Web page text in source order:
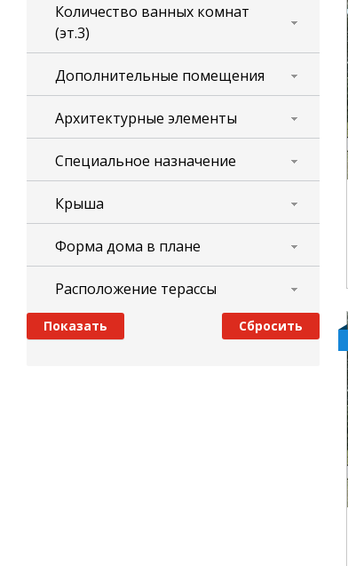
Количество ванных комнат
(эт.3)
Дополнительные помещения
Архитектурные элементы
Специальное назначение
Крыша
Форма дома в плане
Расположение терассы